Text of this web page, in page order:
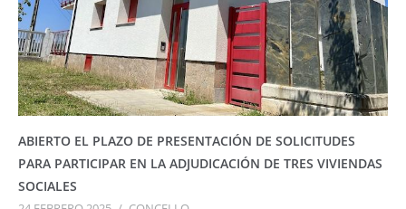
ABIERTO EL PLAZO DE PRESENTACIÓN DE SOLICITUDES
PARA PARTICIPAR EN LA ADJUDICACIÓN DE TRES VIVIENDAS
SOCIALES